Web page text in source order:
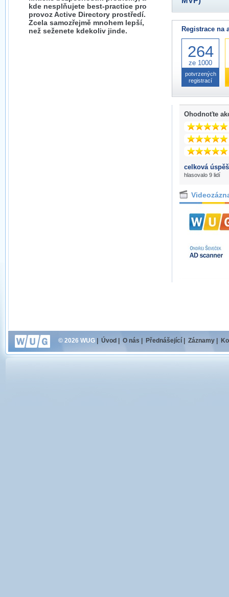
kde nesplňujete best-practice pro
provoz Active Directory prostředí.
Zcela samozřejmě mnohem lepší,
než seženete kdekoliv jinde.
Registrace na
264
ze 1000
potvrzených
registrací
Ohodnoťte
celková
hlasovalo 9 lidí
© 2026 WUG Úvod O nás Přednášející Záznamy